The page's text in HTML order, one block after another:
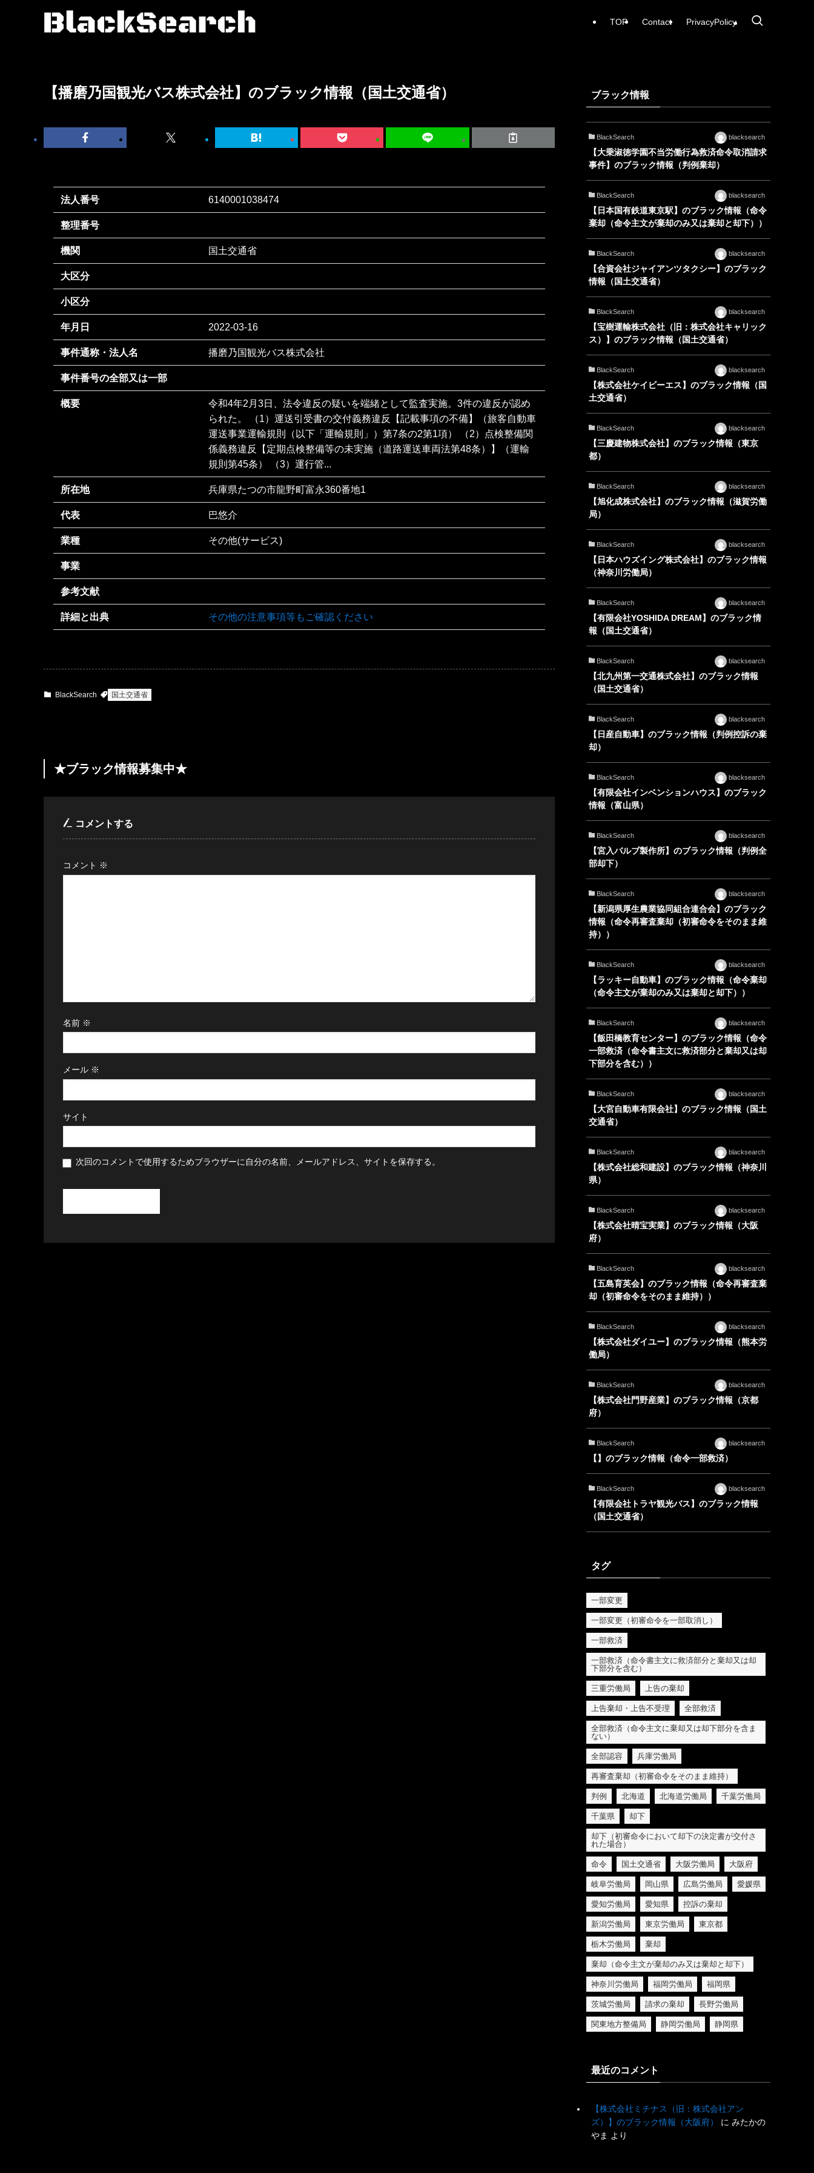
TOP Contact PrivacyPolicy
【播磨乃国観光バス株式会社】のブラック情報（国土交通省）
法人番号 6140001038474
整理番号
機関 国土交通省
大区分
小区分
年月日 2022-03-16
事件通称・法人名 播磨乃国観光バス株式会社
事件番号の全部又は一部
概要
令和4年2月3日、法令違反の疑いを端緒として監査実施。3件の違反が認め
られた。 （1）運送引受書の交付義務違反【記載事項の不備】（旅客自動車
運送事業運輸規則（以下「運輸規則」）第7条の2第1項） （2）点検整備関
係義務違反【定期点検整備等の未実施（道路運送車両法第48条）】（運輸
規則第45条） （3）運行管...
所在地 兵庫県たつの市龍野町富永360番地1
代表 巴悠介
業種 その他(サービス)
事業
参考文献
詳細と出典 その他の注意事項等もご確認ください
BlackSearch 国土交通省
★ブラック情報募集中★
コメントする
コメント ※
名前 ※
メール ※
サイト
次回のコメントで使用するためブラウザーに自分の名前、メールアドレス、サイトを保存する。
ブラック情報
BlackSearch blacksearch
【大乗淑徳学園不当労働行為救済命令取消請求
事件】のブラック情報（判例棄却）
BlackSearch blacksearch
【日本国有鉄道東京駅】のブラック情報（命令
棄却（命令主文が棄却のみ又は棄却と却下））
BlackSearch blacksearch
【合資会社ジャイアンツタクシー】のブラック
情報（国土交通省）
BlackSearch blacksearch
【宝樹運輸株式会社（旧：株式会社キャリック
ス）】のブラック情報（国土交通省）
BlackSearch blacksearch
【株式会社ケイビーエス】のブラック情報（国
土交通省）
BlackSearch blacksearch
【三慶建物株式会社】のブラック情報（東京
都）
BlackSearch blacksearch
【旭化成株式会社】のブラック情報（滋賀労働
局）
BlackSearch blacksearch
【日本ハウズイング株式会社】のブラック情報
（神奈川労働局）
BlackSearch blacksearch
【有限会社YOSHIDA DREAM】のブラック情
報（国土交通省）
BlackSearch blacksearch
【北九州第一交通株式会社】のブラック情報
（国土交通省）
BlackSearch blacksearch
【日産自動車】のブラック情報（判例控訴の棄
却）
BlackSearch blacksearch
【有限会社インベンションハウス】のブラック
情報（富山県）
BlackSearch blacksearch
【宮入バルブ製作所】のブラック情報（判例全
部却下）
BlackSearch blacksearch
【新潟県厚生農業協同組合連合会】のブラック
情報（命令再審査棄却（初審命令をそのまま維
持））
BlackSearch blacksearch
【ラッキー自動車】のブラック情報（命令棄却
（命令主文が棄却のみ又は棄却と却下））
BlackSearch blacksearch
【飯田橋教育センター】のブラック情報（命令
一部救済（命令書主文に救済部分と棄却又は却
下部分を含む））
BlackSearch blacksearch
【大宮自動車有限会社】のブラック情報（国土
交通省）
BlackSearch blacksearch
【株式会社総和建設】のブラック情報（神奈川
県）
BlackSearch blacksearch
【株式会社晴宝実業】のブラック情報（大阪
府）
BlackSearch blacksearch
【五島育英会】のブラック情報（命令再審査棄
却（初審命令をそのまま維持））
BlackSearch blacksearch
【株式会社ダイユー】のブラック情報（熊本労
働局）
BlackSearch blacksearch
【株式会社門野産業】のブラック情報（京都
府）
BlackSearch blacksearch
【】のブラック情報（命令一部救済）
BlackSearch blacksearch
【有限会社トラヤ観光バス】のブラック情報
（国土交通省）
タグ
一部変更
一部変更（初審命令を一部取消し）
一部救済
一部救済（命令書主文に救済部分と棄却又は却
下部分を含む）
三重労働局 上告の棄却
上告棄却・上告不受理 全部救済
全部救済（命令主文に棄却又は却下部分を含ま
ない）
全部認容 兵庫労働局
再審査棄却（初審命令をそのまま維持）
判例 北海道 北海道労働局 千葉労働局
千葉県 却下
却下（初審命令において却下の決定書が交付さ
れた場合）
命令 国土交通省 大阪労働局 大阪府
岐阜労働局 岡山県 広島労働局 愛媛県
愛知労働局 愛知県 控訴の棄却
新潟労働局 東京労働局 東京都
栃木労働局 棄却
棄却（命令主文が棄却のみ又は棄却と却下）
神奈川労働局 福岡労働局 福岡県
茨城労働局 請求の棄却 長野労働局
関東地方整備局 静岡労働局 静岡県
最近のコメント
【株式会社ミチナス（旧：株式会社アン
ズ）】のブラック情報（大阪府）
に みたかの
やま より